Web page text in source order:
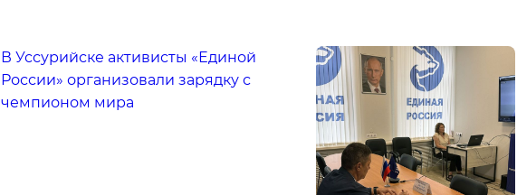
В Уссурийске активисты «Единой
России» организовали зарядку с
чемпионом мира